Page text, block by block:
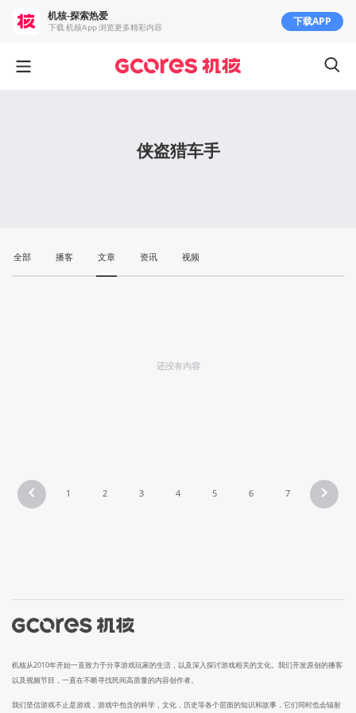
侠盗猎车手
全部 播客 文章 资讯 视频
还没有内容
1 2 3 4 5 6 7
机核从2010年开始一直致力于分享游戏玩家的生活，以及深入探讨游戏相关的文化。我们开发原创的播客
以及视频节目，一直在不断寻找民间高质量的内容创作者。
我们坚信游戏不止是游戏，游戏中包含的科学，文化，历史等各个层面的知识和故事，它们同时也会辐射
机核-探索热爱
下载 机核App 浏览更多精彩内容 下载APP